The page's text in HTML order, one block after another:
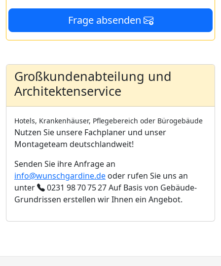
Frage absenden
Großkundenabteilung und
Architektenservice
Hotels, Krankenhäuser, Pflegebereich oder Bürogebäude
Nutzen Sie unsere Fachplaner und unser
Montageteam deutschlandweit!
Senden Sie ihre Anfrage an
info@wunschgardine.de oder rufen Sie uns an
unter
0231 98 70 75 27Auf Basis von Gebäude-
Grundrissen erstellen wir Ihnen ein Angebot.